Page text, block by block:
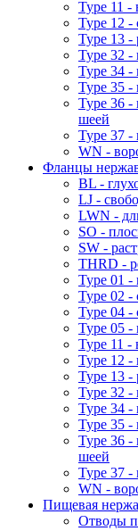
Type 11 -
Type 12 -
Type 13 -
Type 32 -
Type 34 -
Type 35 -
Type 36 -
шеей
Type 37 -
WN -
Фланцы
BL -
LJ -
LWN -
SO -
SW -
THRD -
Type 01 -
Type 02 -
Type 04 -
Type 05 -
Type 11 -
Type 12 -
Type 13 -
Type 32 -
Type 34 -
Type 35 -
Type 36 -
шеей
Type 37 -
WN -
Пищевая
Отводы